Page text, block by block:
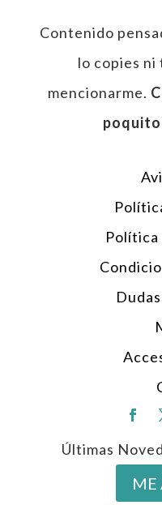
Contenido
lo copies ni
mencionarme.
poquito
Política
Últimas
ME